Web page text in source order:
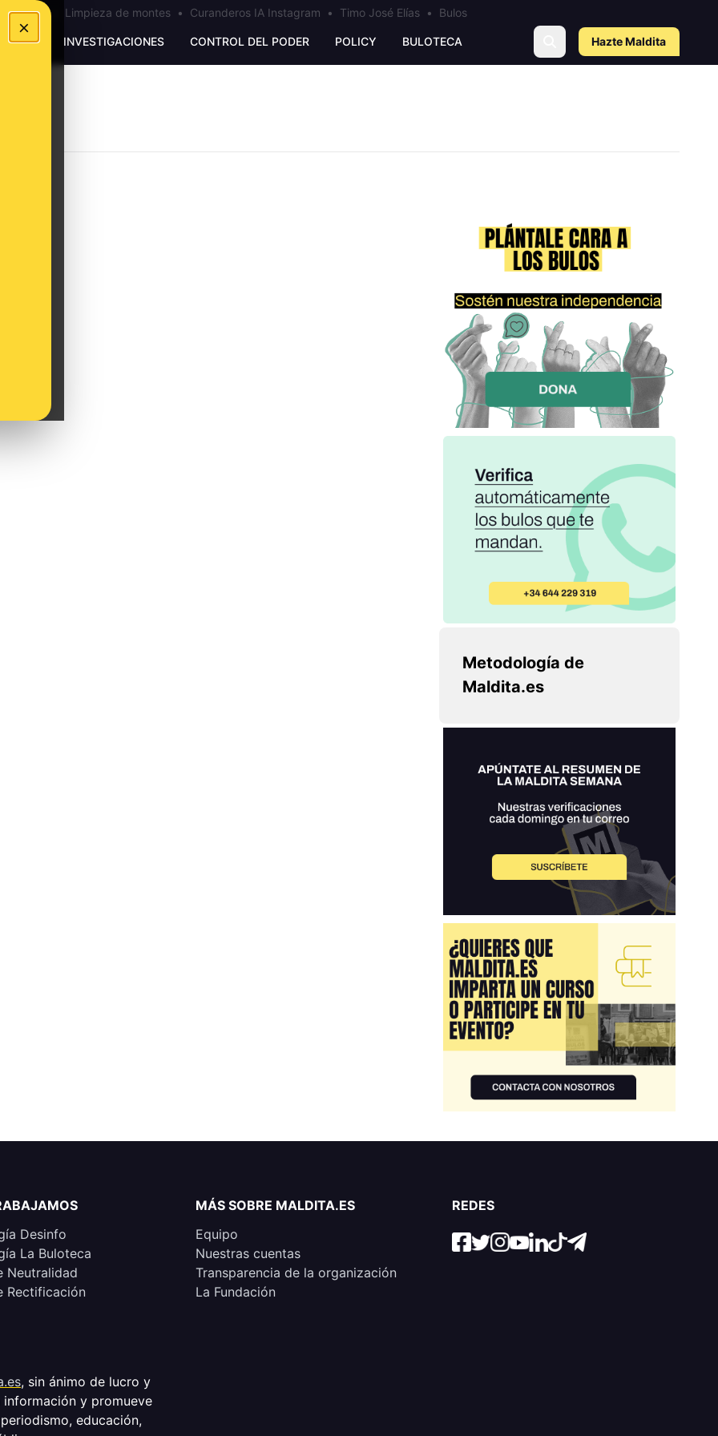
×
Ceuta • Limpieza de montes • Curanderos IA Instagram • Timo José Elías • Bulos
INVESTIGACIONES CONTROL DEL PODER POLICY BULOTECA Hazte Maldita
Metodología de
Maldita.es
Desinfo
La Buloteca
Neutralidad
Rectificación
MÁS SOBRE MALDITA.ES
Equipo
Nuestras cuentas
Transparencia de la organización
La Fundación
REDES
, sin ánimo de lucro y
y promueve
educación,